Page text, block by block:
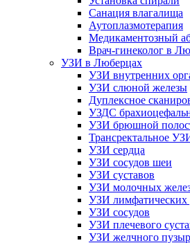
Санация влагалища
Аутоплазмотерапия
Медикаментозный
Врач-гинеколог в
УЗИ в Люберцах
УЗИ внутренних
УЗИ слюной железы
Дуплексное
УЗДС
УЗИ брюшной
Трансректальное
УЗИ сердца
УЗИ сосудов шеи
УЗИ суставов
УЗИ молочных
УЗИ лимфатических
УЗИ сосудов
УЗИ плечевого
УЗИ желчного